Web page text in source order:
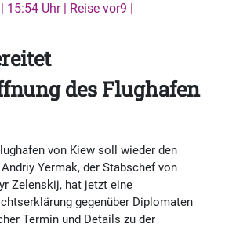
Uhr | Reise vor9 |
des Flughafen
von Kiew soll wieder den
Yermak, der Stabschef von
Zelenskij, hat jetzt eine
gegenüber Diplomaten
Termin und Details zu der